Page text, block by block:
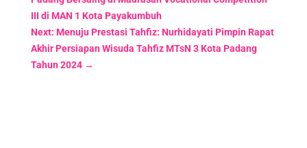
III di MAN 1 Kota Payakumbuh
Next: Menuju Prestasi Tahfiz: Nurhidayati Pimpin Rapat
Akhir Persiapan Wisuda Tahfiz MTsN 3 Kota Padang
Tahun 2024→